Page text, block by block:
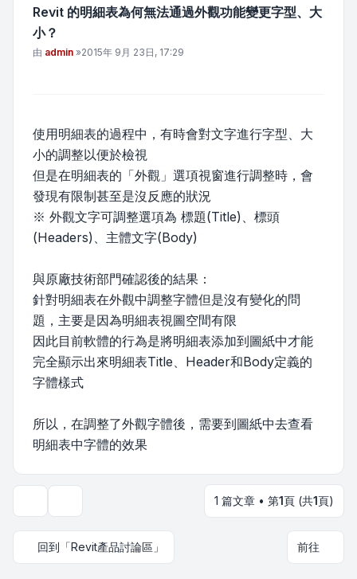
Revit 的明細表為何無法通過外觀功能變更字型、大
小？
文章
由 admin »2015年 9月 23日, 17:29
使用明細表的過程中，有時會對文字進行字型、大
小的調整以便於檢視
但是在明細表的「外觀」選項視窗進行調整時，會
發現有限制甚至是沒反應的狀況
※ 外觀文字可調整選項為 標題(Title)、標頭
(Headers)、主體文字(Body)
與原廠技術部門確認後的結果：
針對明細表在外觀中調整字體但是沒有變化的問
題，主要是因為明細表視圖空間有限
因此目前軟體的行為是將明細表添加到圖紙中才能
完全顯示出來明細表Title、Header和Body定義的
字體樣式
所以，在調整了外觀字體後，需要到圖紙中去查看
明細表中字體的效果
1 篇文章 • 第1頁 (共1頁)
回到「Revit產品討論區」 前往